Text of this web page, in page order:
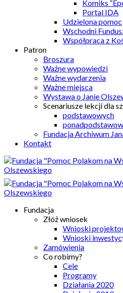
Komiks
Portal IDA
Udzielona pomoc
Wschodni
Współpraca z
Patron
Broszura
Ważne wypowiedzi
Ważne wydarzenia
Ważne miejsca
Wystawa o Janie
Scenariusze lekcji dla
podstawowych
Fundacja Archiwum
Kontakt
Fundacja
Złóż wniosek
Wnioski
Wnioski
Zamówienia
Co robimy?
Cele
Programy
Działania 2020